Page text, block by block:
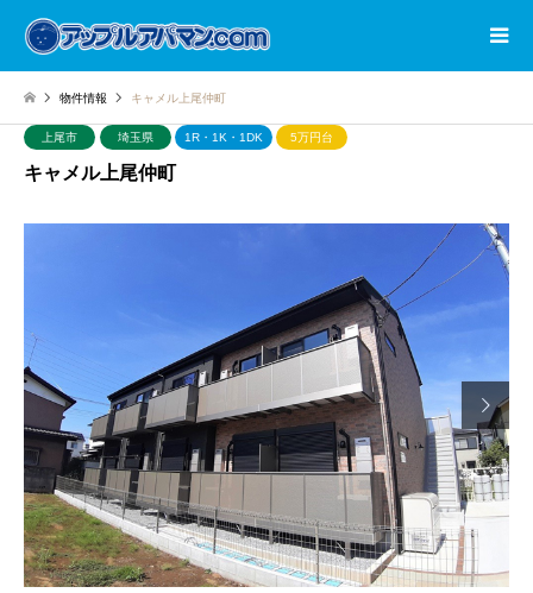
物件情報 キャメル上尾仲町
上尾市 埼玉県 1R・1K・1DK 5万円台
キャメル上尾仲町
